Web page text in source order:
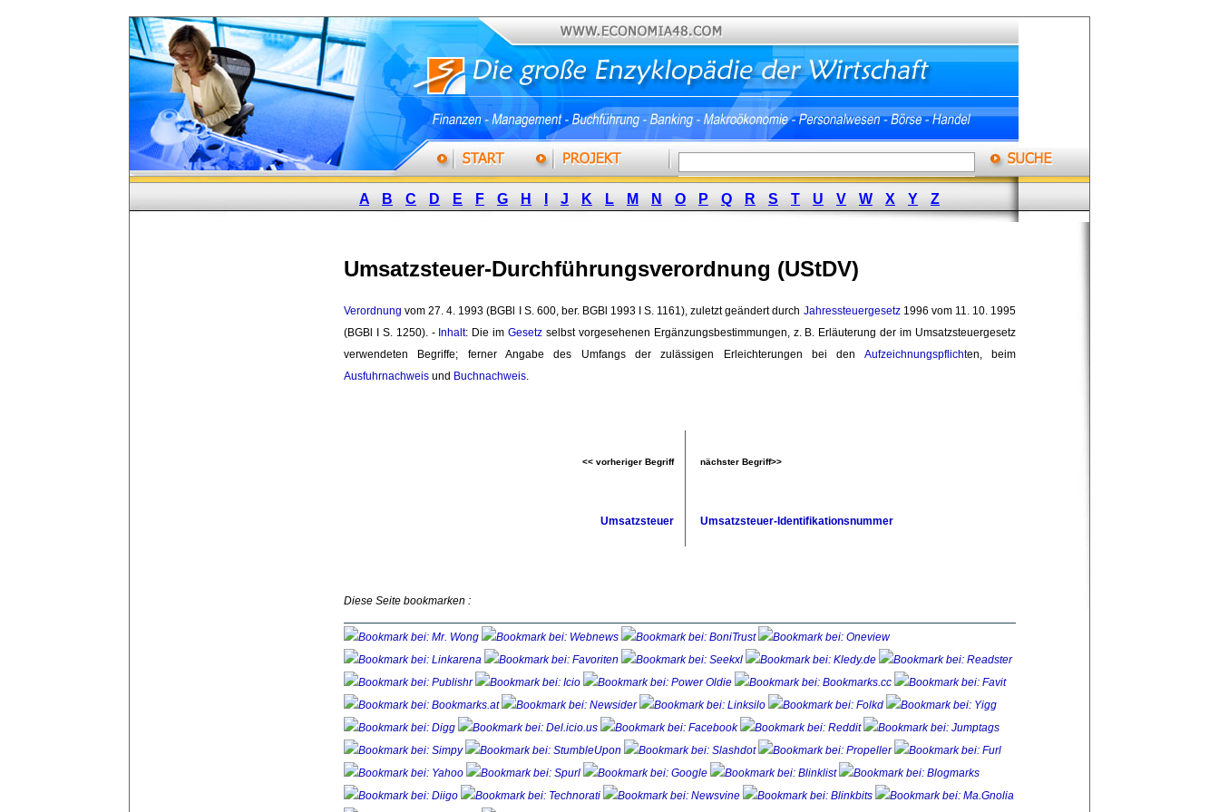
A B C D E F G H J K L M N O P Q R S T U V W X Y Z
Umsatzsteuer-Durchführungsverordnung (UStDV)
Verordnung vom 27. 4. 1993 (BGBl I S. 600, ber. BGBl 1993 I S. 1161), zuletzt geändert durch Jahressteuergesetz1996 vom 11. 10. 1995
(BGBl I S. 1250). - Inhalt: Die imGesetz selbst vorgesehenen Ergänzungsbestimmungen, z. B. Erläuterung der im Umsatzsteuergesetz
verwendeten Begriffe; ferner Angabe des Umfangs der zulässigen Erleichterungen bei den Aufzeichnungspflichten, beim
Ausfuhrnachweis und Buchnachweis.
<< vorheriger Begriff nächster Begriff>>
Umsatzsteuer Umsatzsteuer-Identifikationsnummer
Diese Seite bookmarken :